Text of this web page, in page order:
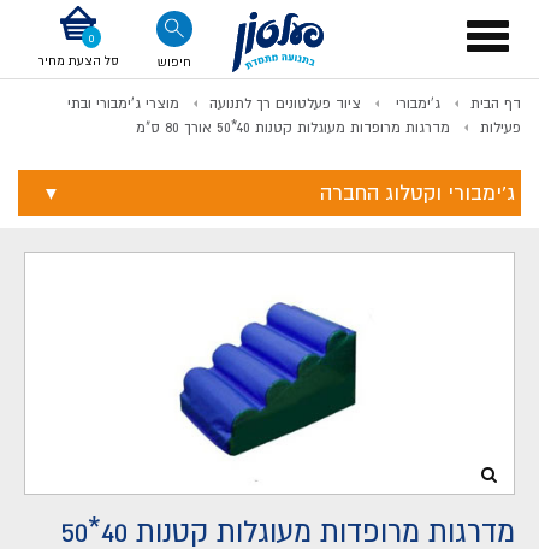
Toggle
navigation
חיפוש סל הצעת מחיר
דף הבית ג'ימבורי ציוד פעלטונים רך לתנועה
מוצרי ג'ימבורי ובתי
פעילות
מדרגות מרופדות מעוגלות קטנות 40*50 אורך 80 ס"מ
ג'ימבורי וקטלוג החברה
מדרגות מרופדות מעוגלות קטנות 40*50